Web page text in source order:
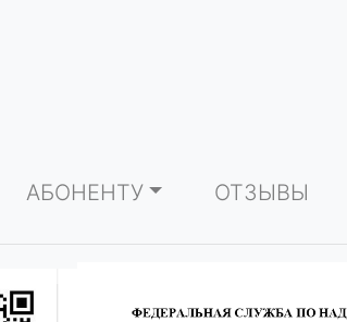
АБОНЕНТУ ОТЗЫВЫ